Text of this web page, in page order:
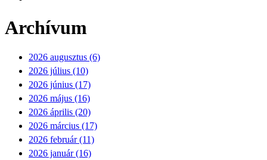
Archívum
2026 augusztus (6)
2026 július (10)
2026 június (17)
2026 május (16)
2026 április (20)
2026 március (17)
2026 február (11)
2026 január (16)